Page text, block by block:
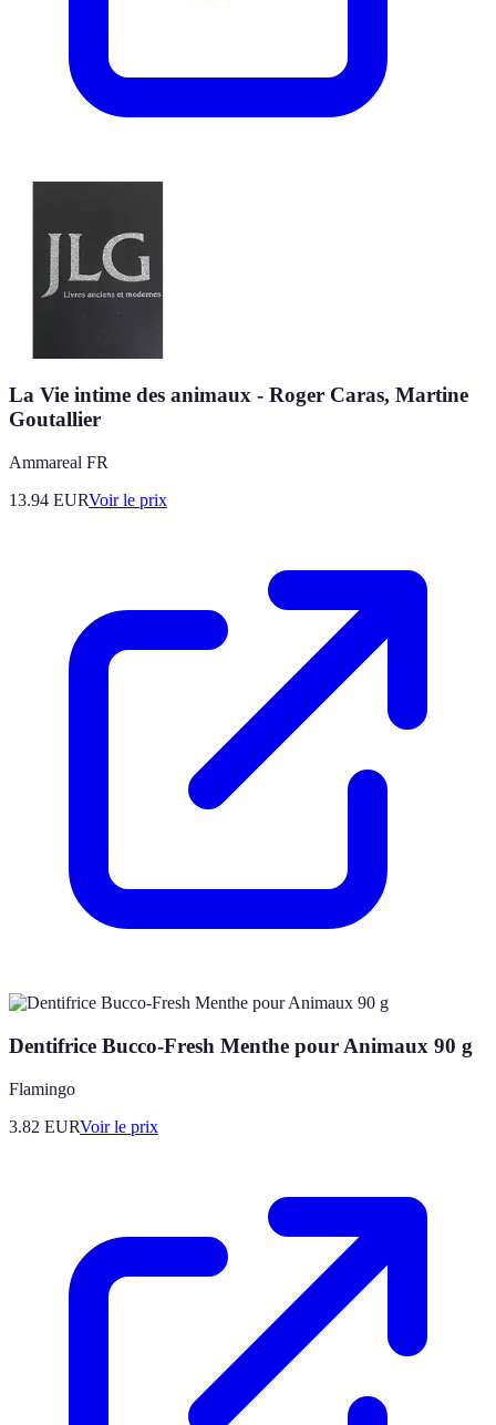
La Vie intime des animaux - Roger Caras, Martine
Goutallier
Ammareal FR
13.94 EURVoir le prix
Dentifrice Bucco-Fresh Menthe pour Animaux 90 g
Flamingo
3.82 EURVoir le prix